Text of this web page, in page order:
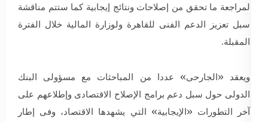
لمراجعة ما تحقق من إصلاحات ونتائج إيجابية كما ستتم مناقشة
سبل تعزيز الدعم الفنى للقاهرة ولوزارة المالية خلال الفترة
المقبلة.
ويعقد «الجارحى» عددا من المباحثات مع مسؤولى البنك
الدولى حول سبل دعم برامج الإصلاح الاقتصادى وإطلاعهم على
آخر التطورات «الإيجابية» التي يشهدها الاقتصاد، وفى إطار